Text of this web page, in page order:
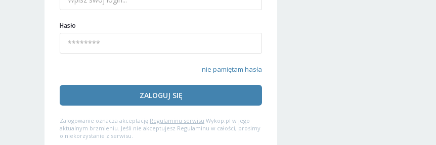
Hasło
nie pamiętam hasła
ZALOGUJ SIĘ
Zalogowanie oznacza akceptację Regulaminu serwisu Wykop.pl w jego
aktualnym brzmieniu. Jeśli nie akceptujesz Regulaminu w całości, prosimy
o niekorzystanie z serwisu.